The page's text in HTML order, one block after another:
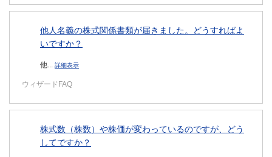
他人名義の株式関係書類が届きました。どうすればよ
いですか？
他... 詳細表示
ウィザードFAQ
株式数（株数）や株価が変わっているのですが、どう
してですか？